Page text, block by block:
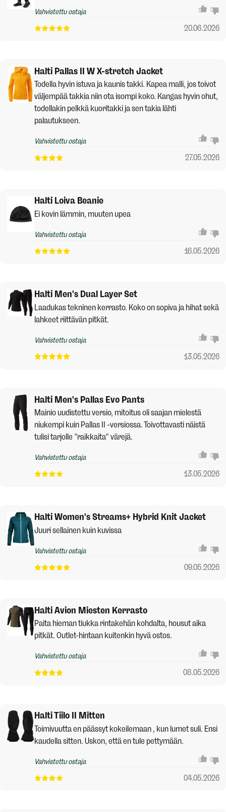
Vahvistettu ostaja
20.06.2026
Halti Pallas II W X-stretch Jacket
Todella hyvin istuva ja kaunis takki. Kapea malli, jos toivot
väljempää takkia niin ota isompi koko. Kangas hyvin ohut,
todellakin pelkkä kuoritakki ja sen takia lähti
palautukseen.
Vahvistettu ostaja
27.05.2026
Halti Loiva Beanie
Ei kovin lämmin, muuten upea
Vahvistettu ostaja
16.05.2026
Halti Men's Dual Layer Set
Laadukas tekninen kerrasto. Koko on sopiva ja hihat sekä
lahkeet riittävän pitkät.
Vahvistettu ostaja
13.05.2026
Halti Men's Pallas Evo Pants
Mainio uudistettu versio, mitoitus oli saajan mielestä
niukempi kuin Pallas II -versiossa. Toivottavasti näistä
tulisi tarjolle ”raikkaita” värejä.
Vahvistettu ostaja
13.05.2026
Halti Women's Streams+ Hybrid Knit Jacket
Juuri sellainen kuin kuvissa
Vahvistettu ostaja
09.05.2026
Halti Avion Miesten Kerrasto
Paita hieman tiukka rintakehän kohdalta, housut aika
pitkät. Outlet-hintaan kuitenkin hyvä ostos.
Vahvistettu ostaja
08.05.2026
Halti Tiilo II Mitten
Toimivuutta en päässyt kokeilemaan , kun lumet suli. Ensi
kaudella sitten. Uskon, että en tule pettymään.
Vahvistettu ostaja
04.05.2026